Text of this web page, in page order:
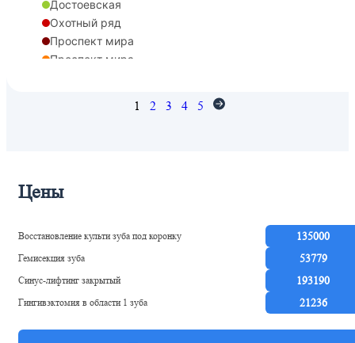
Достоевская
Охотный ряд
Проспект мира
Проспект мира
Цветной бульвар
1 2 3 4 5
Цены
Восстановление культи зуба под коронку 135000
Гемисекция зуба 53779
Синус-лифтинг закрытый 193190
Гингивэктомия в области 1 зуба 21236